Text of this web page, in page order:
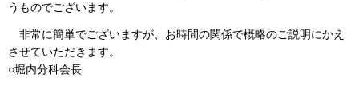
うものでございます。
非常に簡単でございますが、お時間の関係で概略のご説明にかえ
させていただきます。
○堀内分科会長